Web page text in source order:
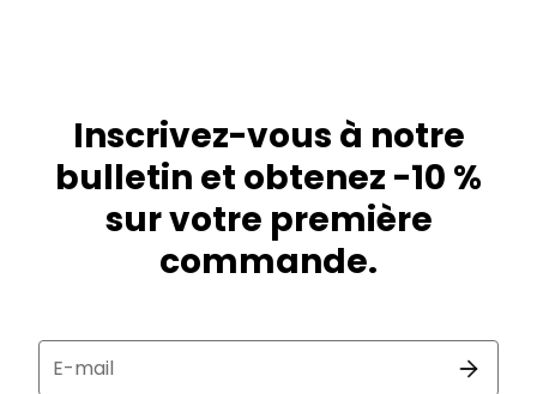
Inscrivez-vous à notre
bulletin et obtenez -10 %
sur votre première
commande.
E-mail